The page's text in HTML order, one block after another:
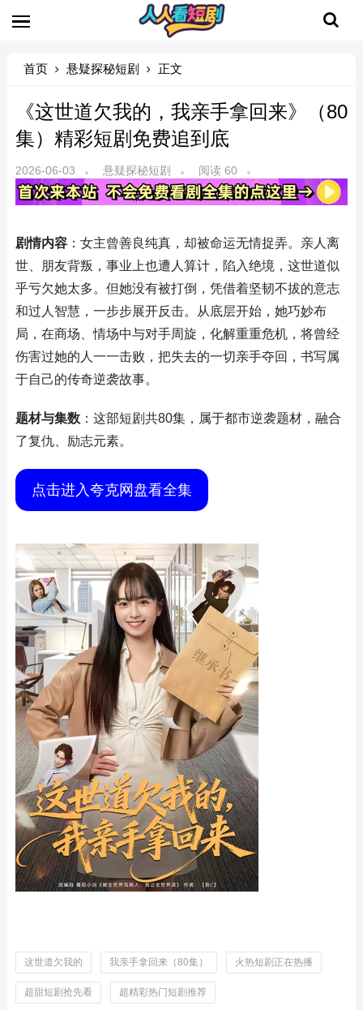
首页 悬疑探秘短剧 正文
《这世道欠我的，我亲手拿回来》（80
集）精彩短剧免费追到底
2026-06-03 悬疑探秘短剧 阅读 60
剧情内容：女主曾善良纯真，却被命运无情捉弄。亲人离
世、朋友背叛，事业上也遭人算计，陷入绝境，这世道似
乎亏欠她太多。但她没有被打倒，凭借着坚韧不拔的意志
和过人智慧，一步步展开反击。从底层开始，她巧妙布
局，在商场、情场中与对手周旋，化解重重危机，将曾经
伤害过她的人一一击败，把失去的一切亲手夺回，书写属
于自己的传奇逆袭故事。
题材与集数：这部短剧共80集，属于都市逆袭题材，融合
了复仇、励志元素。
点击进入夸克网盘看全集
这世道欠我的 我亲手拿回来（80集） 火热短剧正在热播
超甜短剧抢先看 超精彩热门短剧推荐